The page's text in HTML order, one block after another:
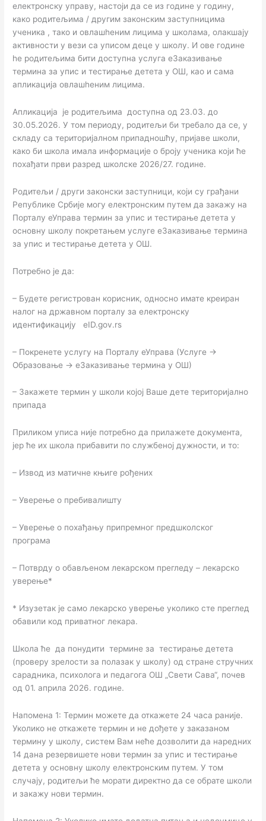
електронску управу, настоји да се из године у годину,
како родитељима / другим законским заступницима
ученика , тако и овлашhеним лицима у школама, олакшају
активности у вези са уписом деце у школу. И ове године
he родитељима бити доступна услуга еЗаказивање
терминa за yпиc и тестирање детета у ОШ, као и сама
апликација овлашhеним лицима.
Апликација је родитељима доступна од 23.03. до
30.05.2026. У том периоду, родитељи би требало да се, у
складу са територијалном припадношћу, пријаве школи,
како би школа имала информације о броју ученика који ће
похађати први разред школске 2026/27. године.
Родитељи / други законски заступници, који су грађани
Републике Србије могу електронским путем да закажу на
Порталу еУправа термин за упис и тестирање детета у
основну школу покретањем услуге еЗаказивање термина
за упис и тестирање детета у ОШ.
Потребно је да:
– Будете регистрован корисник, односно имате креиран
налог на државном порталу за електронску
идентификацију eID.gov.rs
– Покренете услугу на Порталу еУправа (Услуге →
Образовање → еЗаказивање термина у ОШ)
– Закажете термин у школи којој Ваше дете територијално
припада
Приликом уписа није потребно да прилажете документа,
јер ће их школа прибавити по службеној дужности, и то:
– Извод из матичне књиге рођених
– Уверење о пребивалишту
– Уверење о похађању припремног предшколског
програма
– Потврду о обављеном лекарском прегледу – лекарско
уверење*
* Изузетак је само лекарско уверење уколико сте преглед
обавили код приватног лекара.
Школа ће да понудити термине за тестирање детета
(проверу зрелости за полазак у школу) од стране стручних
сарадника, психолога и педагога ОШ „Свети Сава“, почев
од 01. априла 2026. године.
Напомена 1: Термин можете да откажете 24 часа раније.
Уколико не откажете термин и не дођете у заказаном
термину у школу, систем Вам неће дозволити да наредних
14 дана резервишете нови термин за упис и тестирање
детета у основну школу електронским путем. У том
случају, родитељи ће морати директно да се обрате школи
и закажу нови термин.